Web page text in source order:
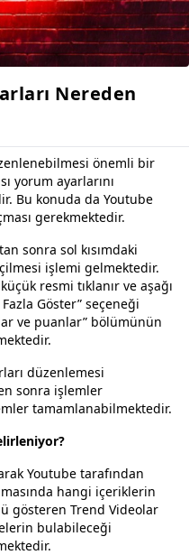
Nereden
önemli bir
yorum ayarlarını
Bu konuda da Youtube
gerekmektedir.
sonra sol kısımdaki
işlemi gelmektedir.
resmi tıklanır ve aşağı
Göster” seçeneği
ve puanlar” bölümünün
düzenlemesi
sonra işlemler
tamamlanabilmektedir.
Youtube tarafından
hangi içeriklerin
gösteren Trend Videolar
bulabileceği